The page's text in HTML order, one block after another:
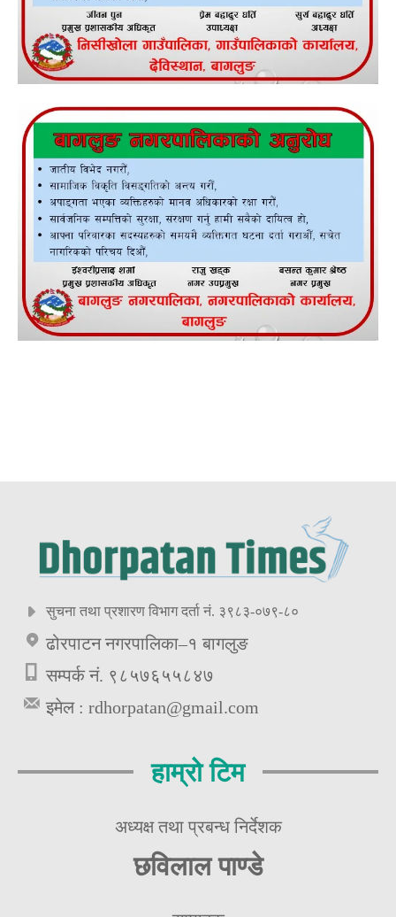
सुचना तथा प्रशारण विभाग दर्ता नं. ३९८३-०७९-८०
ढोरपाटन नगरपालिका–१ बागलुङ
सम्पर्क नं. ९८५७६५५८४७
इमेल : rdhorpatan@gmail.com
हाम्रो टिम
अध्यक्ष तथा प्रबन्ध निर्देशक
छविलाल पाण्डे